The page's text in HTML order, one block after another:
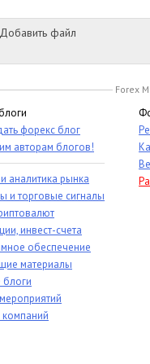
Добавить файл
Forex
форекс блог
авторам блогов!
аналитика рынка
и торговые сигналы
инвест-счета
обеспечение
материалы